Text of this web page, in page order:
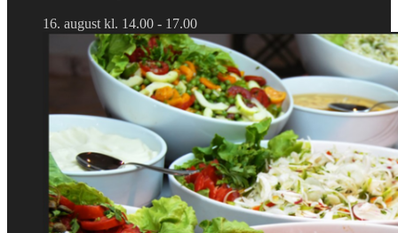
16. august kl. 14.00 - 17.00